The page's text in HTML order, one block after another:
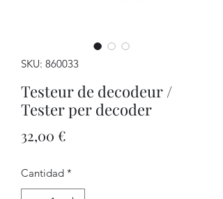
SKU: 860033
Testeur de decodeur /
Tester per decoder
32,00 €
Cantidad *